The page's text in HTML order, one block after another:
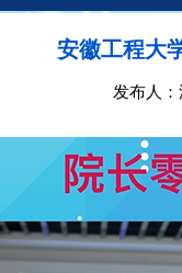
安徽工程大
发布人